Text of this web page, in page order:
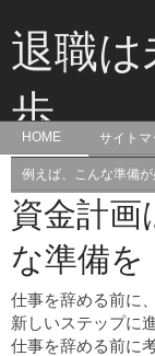
退職
歩
退職して未来を切り
HOME サイトマ
例えば、こんな準備
資金計画
な準備を
仕事を辞める前に
新しいステップに
仕事を辞める前に